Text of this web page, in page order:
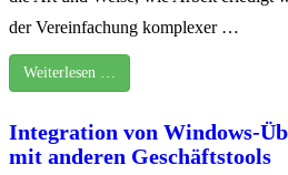
der Vereinfachung komplexer …
Weiterlesen …
Integration von Windows-
mit anderen Geschäftstools